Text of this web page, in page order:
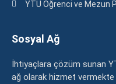
YTÜ Öğrenci ve Mezun
Sosyal Ağ
İhtiyaçlara çözüm sunan
ağ olarak hizmet